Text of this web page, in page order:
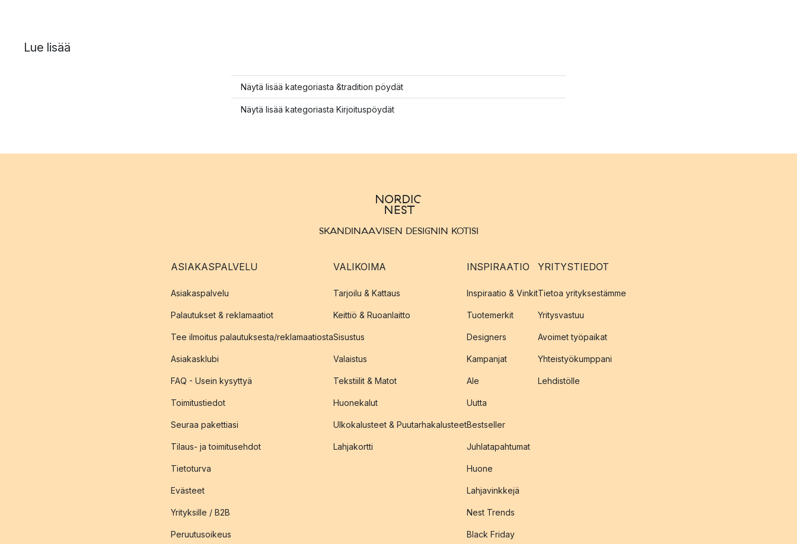
Lue lisää
Näytä lisää kategoriasta &tradition pöydät
Näytä lisää kategoriasta Kirjoituspöydät
SKANDINAAVISEN DESIGNIN KOTISI
ASIAKASPALVELU
Asiakaspalvelu
Palautukset & reklamaatiot
Tee ilmoitus palautuksesta/reklamaatiosta
Asiakasklubi
FAQ - Usein kysyttyä
Toimitustiedot
Seuraa pakettiasi
Tilaus- ja toimitusehdot
Tietoturva
Evästeet
Yrityksille / B2B
Peruutusoikeus
VALIKOIMA
Tarjoilu & Kattaus
Keittiö & Ruoanlaitto
Sisustus
Valaistus
Tekstiilit & Matot
Huonekalut
Ulkokalusteet & Puutarhakalusteet
Lahjakortti
INSPIRAATIO
Inspiraatio & Vinkit
Tuotemerkit
Designers
Kampanjat
Ale
Uutta
Bestseller
Juhlatapahtumat
Huone
Lahjavinkkejä
Nest Trends
Black Friday
YRITYSTIEDOT
Tietoa yrityksestämme
Yritysvastuu
Avoimet työpaikat
Yhteistyökumppani
Lehdistölle